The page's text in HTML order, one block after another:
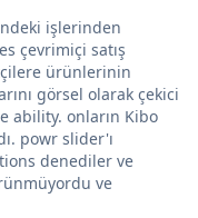
işlerinden
çevrimiçi satış
ürünlerinin
görsel olarak çekici
ability. onların Kibo
powr slider'ı
denediler ve
ve